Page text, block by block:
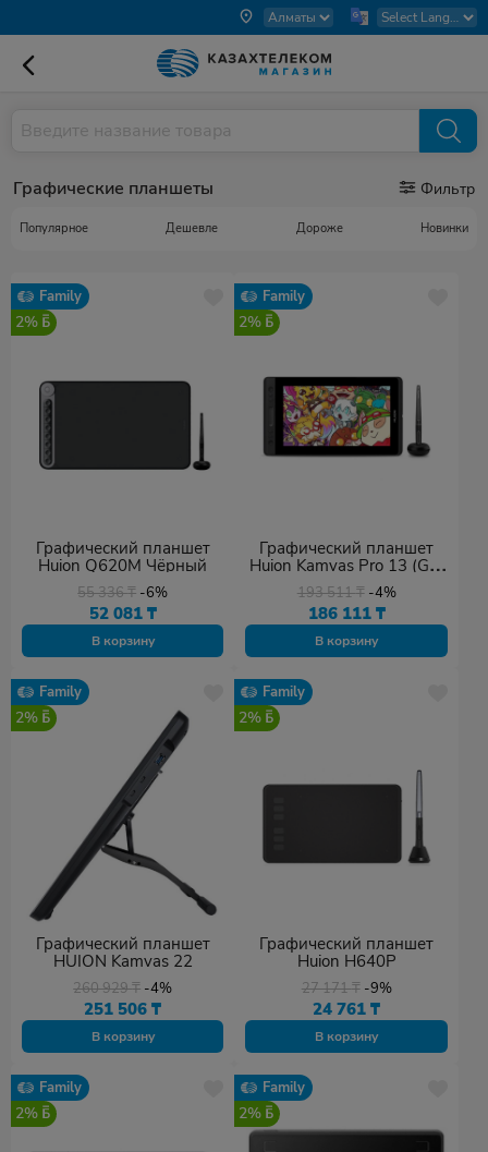
Графические планшеты Фильтр
Популярное Дешевле Дороже Новинки
Family
2%
Графический планшет
Huion Q620M Чёрный
55 336₸ -6%
52 081 ₸
В корзину
Family
2%
Графический планшет
Huion Kamvas Pro 13 (GT-
133) чёрный
193 511₸ -4%
186 111 ₸
В корзину
Family
2%
Графический планшет
HUION Kamvas 22
260 929₸ -4%
251 506₸
В корзину
Family
2%
Графический планшет
Huion H640P
27 171₸ -9%
24 761₸
В корзину
Family
2%
Family
2%